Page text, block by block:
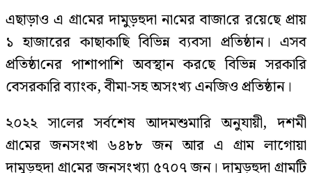
এছাড়াও এ গ্রা‌মের দামুড়হুদা না‌মের বাজা‌রে র‌য়ে‌ছে প্রায়
১ হাজারের কাছাকা‌ছি বি‌ভিন্ন ব‌্যবসা প্রতিষ্ঠান। এসব
প্রতিষ্ঠা‌নের পাশাপা‌শি অবস্থান কর‌ছে বি‌ভিন্ন সরকা‌রি
বেসরকা‌রি ব‌্যাংক, বীমা-সহ অসংখ‌্য এন‌জিও প্রতিষ্ঠান।
২০২২ সা‌লের সর্বশেষ আদমশুমারি অনুযা‌য়ী, দশমী
গ্রা‌মের জনসংখা ৬৪৮৮ জন আর এ গ্রা‌ম লাগোয়া
দামুড়হুদা গ্রা‌মের জনসংখ‌্যা ৫৭০৭ জন। দামুড়হুদা গ্রাম‌টি